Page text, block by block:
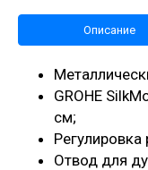
Описание
GROHE
см;
Отвод для